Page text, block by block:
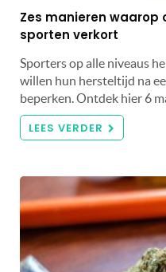
Zes manieren
sporten verkort
Sporters op alle niveaus
willen hun hersteltijd na
beperken. Ontdek hier 6
LEES VERDER